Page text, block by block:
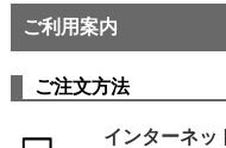
ご利用案内
ご注文方法
インターネッ